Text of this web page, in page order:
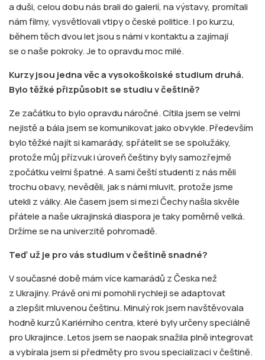
a duši, celou dobu nás brali do galerií, na výstavy, promítali
nám filmy, vysvětlovali vtipy o české politice. I po kurzu,
během těch dvou let jsou s námi v kontaktu a zajímají
se o naše pokroky. Je to opravdu moc milé.
Kurzy jsou jedna věc a vysokoškolské studium druhá.
Bylo těžké přizpůsobit se studiu v češtině?
Ze začátku to bylo opravdu náročné. Cítila jsem se velmi
nejistě a bála jsem se komunikovat jako obvykle. Především
bylo těžké najít si kamarády, spřátelit se se spolužáky,
protože můj přízvuk i úroveň češtiny byly samozřejmě
zpočátku velmi špatné. A sami čeští studenti z nás měli
trochu obavy, nevěděli, jak s námi mluvit, protože jsme
utekli z války. Ale časem jsem si mezi Čechy našla skvěle
přátele a naše ukrajinská diaspora je taky poměrně velká.
Držíme se na univerzitě pohromadě.
Teď už je pro vás studium v češtině snadné?
V současné době mám více kamarádů z Česka než
z Ukrajiny. Právě oni mi pomohli rychleji se adaptovat
a zlepšit mluvenou češtinu. Minulý rok jsem navštěvovala
hodně kurzů Kariérního centra, které byly určeny speciálně
pro Ukrajince. Letos jsem se naopak snažila plně integrovat
a vybírala jsem si předměty pro svou specializaci v češtině.